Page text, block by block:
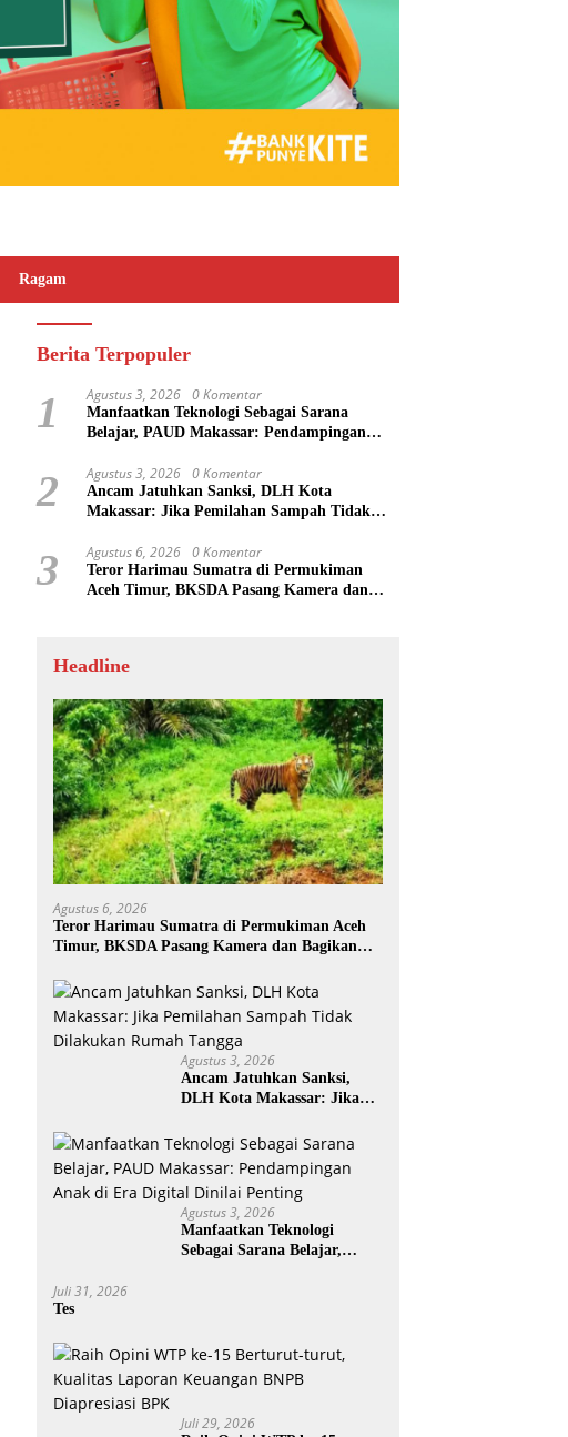
Ragam
Berita Terpopuler
1 Agustus 3, 2026 0 Komentar
Manfaatkan Teknologi Sebagai Sarana
Belajar, PAUD Makassar: Pendampingan
2 Agustus 3, 2026 0 Komentar
Ancam Jatuhkan Sanksi, DLH Kota
Makassar: Jika Pemilahan Sampah Tidak
3 Agustus 6, 2026 0 Komentar
Teror Harimau Sumatra di Permukiman
Aceh Timur, BKSDA Pasang Kamera dan
Headline
Agustus 6, 2026
Teror Harimau Sumatra di Permukiman Aceh
Timur, BKSDA Pasang Kamera dan Bagikan
Agustus 3, 2026
Ancam Jatuhkan Sanksi,
DLH Kota Makassar: Jika
Dilakukan Rumah Tangga
Agustus 3, 2026
Manfaatkan Teknologi
Sebagai Sarana Belajar,
Juli 31, 2026
Tes
Juli 29, 2026